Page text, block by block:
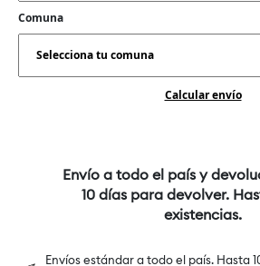
Comuna
Calcular envío
Envío a todo el país y
10 días para devolver.
existencias.
Envíos estándar a todo el país. Hasta